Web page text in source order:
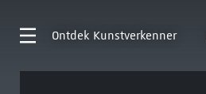
Ontdek Kunstverkenner